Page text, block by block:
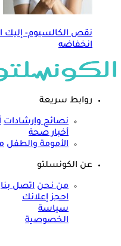
نقص الكالسيوم- إليك
انخفاضه
روابط سريعة
نصائح وارشادات
أخبار صحة
الأمومة والطفل
عن الكونسلتو
من نحن اتصل بنا
احجز إعلانك
سياسة
الخصوصية